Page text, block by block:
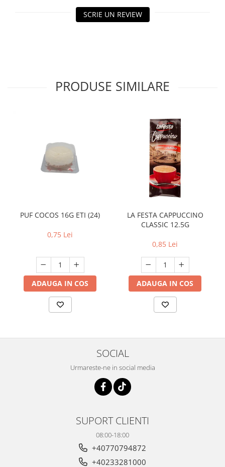
SCRIE UN REVIEW
PRODUSE SIMILARE
PUF COCOS 16G ETI (24)
0,75 Lei
ADAUGA IN COS
LA FESTA CAPPUCCINO
CLASSIC 12.5G
0,85 Lei
ADAUGA IN COS
SOCIAL
Urmareste-ne in social media
SUPORT CLIENTI
08:00-18:00
+40770794872
+40233281000